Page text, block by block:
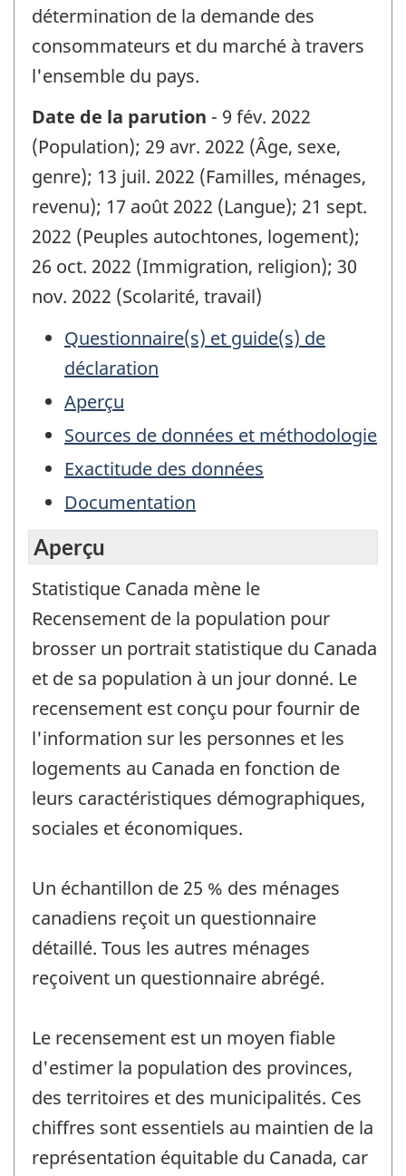
détermination de la demande des
consommateurs et du marché à travers
l'ensemble du pays.
Date de la parution - 9 fév. 2022
(Population); 29 avr. 2022 (Âge, sexe,
genre); 13 juil. 2022 (Familles, ménages,
revenu); 17 août 2022 (Langue); 21 sept.
2022 (Peuples autochtones, logement);
26 oct. 2022 (Immigration, religion); 30
nov. 2022 (Scolarité, travail)
Questionnaire(s) et guide(s) de
déclaration
Aperçu
Sources de données et méthodologie
Exactitude des données
Documentation
Aperçu
Statistique Canada mène le
Recensement de la population pour
brosser un portrait statistique du Canada
et de sa population à un jour donné. Le
recensement est conçu pour fournir de
l'information sur les personnes et les
logements au Canada en fonction de
leurs caractéristiques démographiques,
sociales et économiques.
Un échantillon de 25 % des ménages
canadiens reçoit un questionnaire
détaillé. Tous les autres ménages
reçoivent un questionnaire abrégé.
Le recensement est un moyen fiable
d'estimer la population des provinces,
des territoires et des municipalités. Ces
chiffres sont essentiels au maintien de la
représentation équitable du Canada, car